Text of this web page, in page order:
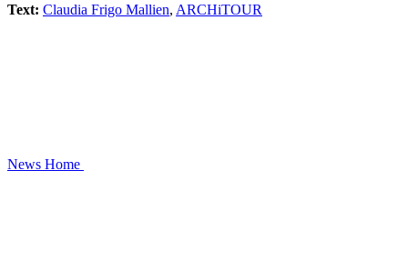
Text: Claudia Frigo Mallien, ARCHiTOUR
News Home